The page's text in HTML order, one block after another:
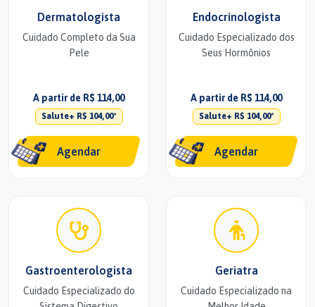
Dermatologista
Cuidado Completo da Sua
Pele
A partir de R$ 114,00
Salute+ R$ 104,00*
Agendar
Endocrinologista
Cuidado Especializado dos
Seus Hormônios
A partir de R$ 114,00
Salute+ R$ 104,00*
Agendar
Gastroenterologista
Cuidado Especializado do
Geriatra
Cuidado Especializado na